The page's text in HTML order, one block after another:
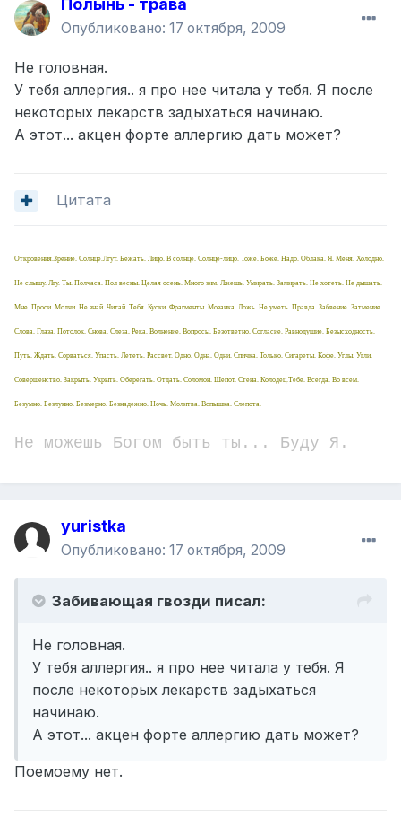
Полынь - трава
Опубликовано: 17 октября, 2009
Не головная.
У тебя аллергия.. я про нее читала у тебя. Я после
некоторых лекарств задыхаться начинаю.
А этот... акцен форте аллергию дать может?
Цитата
Откровения.Зрение. Солнце.Лгут. Бежать. Лицо. В солнце. Солнце-лицо. Тоже. Боже. Надо. Облака. Я. Меня. Холодно.
Не слышу. Лгу. Ты. Полчаса. Пол весны. Целая осень. Много зим. Лжешь. Умирать. Замирать. Не хотеть. Не дышать.
Мне. Проси. Молчи. Не знай. Читай. Тебя. Куски. Фрагменты. Мозаика. Ложь. Не уметь. Правда. Забвение. Затмение.
Слова. Глаза. Потолок. Снова. Слеза. Река. Волнение. Вопросы. Безответно. Согласие. Равнодушие. Безысходность.
Путь. Ждать. Сорваться. Упасть. Лететь. Рассвет. Одно. Одна. Одни. Спичка. Только. Сигареты. Кофе. Углы. Угли.
Совершенство. Закрыть. Укрыть. Оберегать. Отдать. Соломон. Шепот. Стена. Колодец.Тебе. Всегда. Во всем.
Безумно. Безлунно. Безмерно. Безнадежно. Ночь. Молитва. Вспышка. Слепота.
Не можешь Богом быть ты... Буду Я.
yuristka
Опубликовано: 17 октября, 2009
Забивающая гвозди писал:
Не головная.
У тебя аллергия.. я про нее читала у тебя. Я
после некоторых лекарств задыхаться
начинаю.
А этот... акцен форте аллергию дать может?
Поемоему нет.